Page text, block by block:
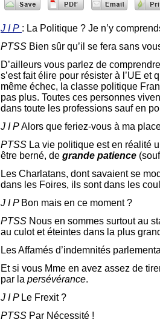
J I P : La Politique ? Je n’y
PTSS Bien sûr qu’il se fera sans
D’ailleurs vous parlez de
s’est fait élire pour résister à l’UE
même échec, la classe politique
pas plus. Toutes ces personnes
dans toute les professions sauf en
J I PAlors que feriez-vous à ma
PTSS La vie politique est en réalité
être berné, de grande patience
Les Charlatans, dont savaient se
dans les Foires, ils sont dans les
J I P Bon mais en ce moment ?
PTSS Nous en sommes surtout au
au culot et éteintes dans la plus
Les Affamés d’indemnités
Et si vous Mme en avez assez de
par la persévérance.
J I P Le Frexit ?
PTSS Par Nécessité !